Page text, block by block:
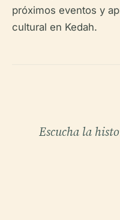
próximos eventos y
cultural en Kedah.
Escucha la